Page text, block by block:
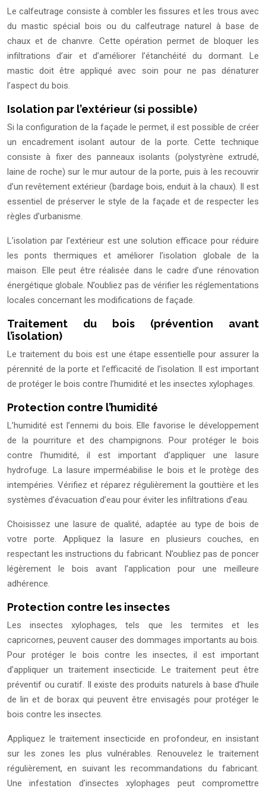
Le calfeutrage consiste à combler les fissures et les trous avec
du mastic spécial bois ou du calfeutrage naturel à base de
chaux et de chanvre. Cette opération permet de bloquer les
infiltrations d’air et d’améliorer l’étanchéité du dormant. Le
mastic doit être appliqué avec soin pour ne pas dénaturer
l’aspect du bois.
Isolation par l’extérieur (si possible)
Si la configuration de la façade le permet, il est possible de créer
un encadrement isolant autour de la porte. Cette technique
consiste à fixer des panneaux isolants (polystyrène extrudé,
laine de roche) sur le mur autour de la porte, puis à les recouvrir
d’un revêtement extérieur (bardage bois, enduit à la chaux). Il est
essentiel de préserver le style de la façade et de respecter les
règles d’urbanisme.
L’isolation par l’extérieur est une solution efficace pour réduire
les ponts thermiques et améliorer l’isolation globale de la
maison. Elle peut être réalisée dans le cadre d’une rénovation
énergétique globale. N’oubliez pas de vérifier les réglementations
locales concernant les modifications de façade.
Traitement du bois (prévention avant
l’isolation)
Le traitement du bois est une étape essentielle pour assurer la
pérennité de la porte et l’efficacité de l’isolation. Il est important
de protéger le bois contre l’humidité et les insectes xylophages.
Protection contre l’humidité
L’humidité est l’ennemi du bois. Elle favorise le développement
de la pourriture et des champignons. Pour protéger le bois
contre l’humidité, il est important d’appliquer une lasure
hydrofuge. La lasure imperméabilise le bois et le protège des
intempéries. Vérifiez et réparez régulièrement la gouttière et les
systèmes d’évacuation d’eau pour éviter les infiltrations d’eau.
Choisissez une lasure de qualité, adaptée au type de bois de
votre porte. Appliquez la lasure en plusieurs couches, en
respectant les instructions du fabricant. N’oubliez pas de poncer
légèrement le bois avant l’application pour une meilleure
adhérence.
Protection contre les insectes
Les insectes xylophages, tels que les termites et les
capricornes, peuvent causer des dommages importants au bois.
Pour protéger le bois contre les insectes, il est important
d’appliquer un traitement insecticide. Le traitement peut être
préventif ou curatif. Il existe des produits naturels à base d’huile
de lin et de borax qui peuvent être envisagés pour protéger le
bois contre les insectes.
Appliquez le traitement insecticide en profondeur, en insistant
sur les zones les plus vulnérables. Renouvelez le traitement
régulièrement, en suivant les recommandations du fabricant.
Une infestation d’insectes xylophages peut compromettre